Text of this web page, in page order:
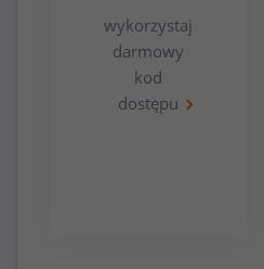
wykorzystaj
darmowy
kod
dostępu